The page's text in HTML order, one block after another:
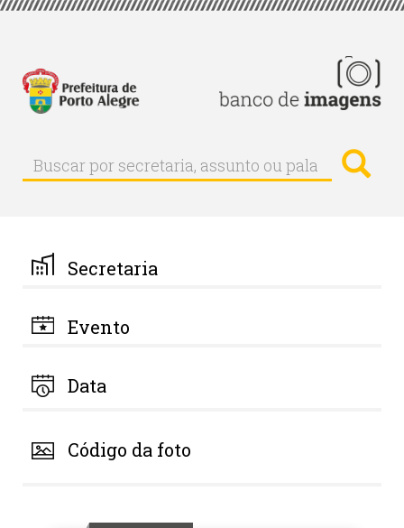
Pular
principal
Buscar
Buscar
por
palavra-
chave
Secretaria
Evento
Data
Código da foto